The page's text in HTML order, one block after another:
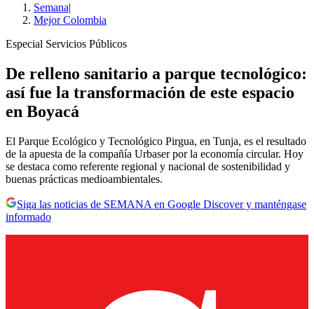
Semana|
Mejor Colombia
Especial Servicios Públicos
De relleno sanitario a parque tecnológico:
así fue la transformación de este espacio
en Boyacá
El Parque Ecológico y Tecnológico Pirgua, en Tunja, es el resultado
de la apuesta de la compañía Urbaser por la economía circular. Hoy
se destaca como referente regional y nacional de sostenibilidad y
buenas prácticas medioambientales.
Siga las noticias de SEMANA en Google Discover y manténgase
informado